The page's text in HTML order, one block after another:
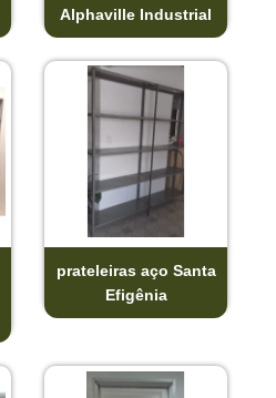
Alphaville Industrial
prateleiras aço Santa
Efigênia